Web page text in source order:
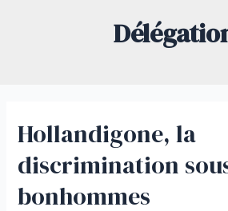
Hollandigone, la
discrimination
bonhommes